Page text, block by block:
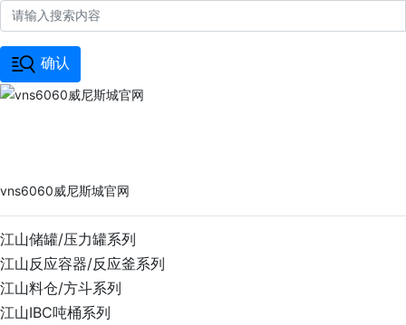
确认
vns6060威尼斯城官网
江山储罐/压力罐系列
江山反应容器/反应釜系列
江山料仓/方斗系列
江山IBC吨桶系列